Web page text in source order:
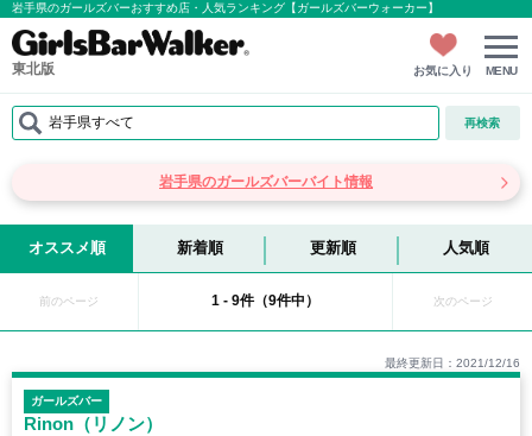
岩手県のガールズバーおすすめ店・人気ランキング【ガールズバーウォーカー】
東北版 お気に入り MENU
岩手県すべて 再検索
岩手県のガールズバーバイト情報
オススメ順 新着順 更新順 人気順
前のページ 1 - 9件（9件中） 次のページ
最終更新日：2021/12/16
ガールズバー
Rinon（リノン）